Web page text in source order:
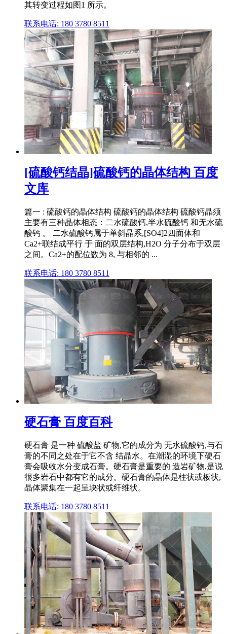
其转变过程如图1 所示。
联系电话: 180 3780 8511
[硫酸钙结晶]硫酸钙的晶体结构 百度
文库
篇一 : 硫酸钙的晶体结构 硫酸钙的晶体结构 硫酸钙晶须
主要有三种晶体相态：二水硫酸钙,半水硫酸钙 和无水硫
酸钙 。 二水硫酸钙属于单斜晶系,[SO4]2四面体和
Ca2+联结成平行 于 面的双层结构,H2O 分子分布于双层
之间。Ca2+的配位数为 8, 与相邻的 ...
联系电话: 180 3780 8511
硬石膏 百度百科
硬石膏 是一种 硫酸盐 矿物,它的成分为 无水硫酸钙,与石
膏的不同之处在于它不含 结晶水。在潮湿的环境下硬石
膏会吸收水分变成石膏。硬石膏是重要的 造岩矿物,是说
很多岩石中都有它的成分。硬石膏的晶体是柱状或板状,
晶体聚集在一起呈块状或纤维状。
联系电话: 180 3780 8511